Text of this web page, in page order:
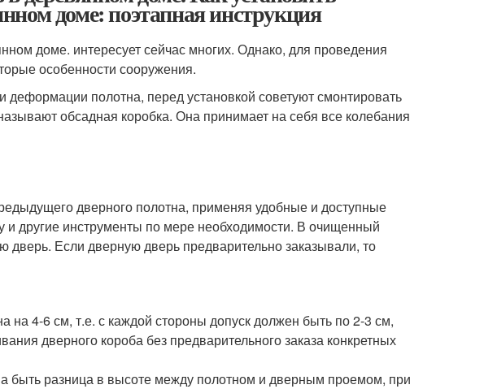
доме: поэтапная инструкция
доме. интересует сейчас многих. Однако, для проведения
особенности сооружения.
полотна, перед установкой советуют смонтировать
обсадная коробка. Она принимает на себя все колебания
дверного полотна, применяя удобные и доступные
другие инструменты по мере необходимости. В очищенный
Если дверную дверь предварительно заказывали, то
4-6 см, т.е. с каждой стороны допуск должен быть по 2-3 см,
дверного короба без предварительного заказа конкретных
быть разница в высоте между полотном и дверным проемом, при